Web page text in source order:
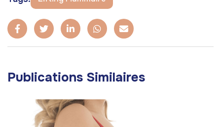
Publications Similaires